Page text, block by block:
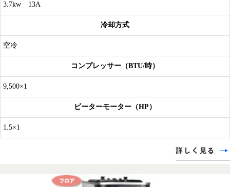
3.7kw 13A
冷却方式
空冷
コンプレッサー（BTU/時）
9,500×1
ビーターモーター（HP）
1.5×1